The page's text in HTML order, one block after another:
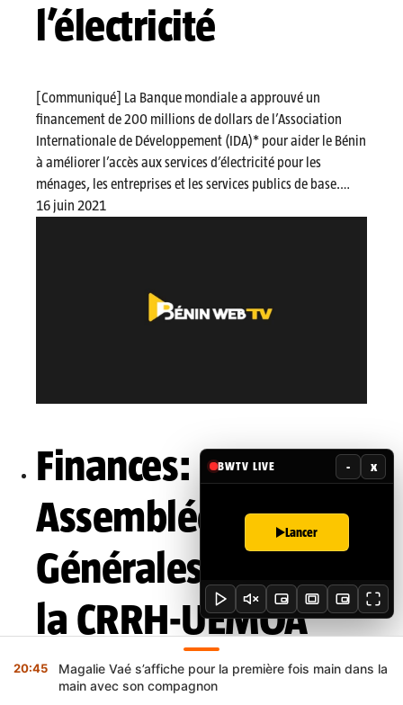
l’électricité
[Communiqué] La Banque mondiale a approuvé un
financement de 200 millions de dollars de l’Association
Internationale de Développement (IDA)* pour aider le Bénin
à améliorer l’accès aux services d’électricité pour les
ménages, les entreprises et les services publics de base.…
16 juin 2021
Finances:
Assemblées
Générales 2021 de
la CRRH-UEMOA
[Communiqué] La Caisse Régionale de Refinancement
20:45
Magalie Vaé s’affiche pour la première fois main dans la
main avec son compagnon
BWTV LIVE - x
Lancer